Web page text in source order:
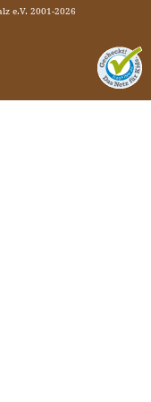
e.V. 2001-2026